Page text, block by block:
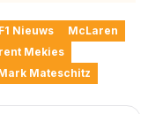
F1 Nieuws
McLaren
Mekies
Mateschitz